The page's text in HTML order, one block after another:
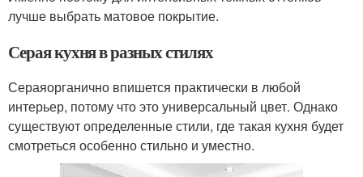
лучше выбрать матовое покрытие.
Серая кухня в разных стилях
Сераяорганично впишется практически в любой
интерьер, потому что это универсальный цвет. Однако
существуют определенные стили, где такая кухня будет
смотреться особенно стильно и уместно.